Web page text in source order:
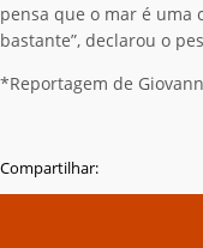
pensa que o mar é uma
bastante”, declarou o
*Reportagem de
Compartilhar: